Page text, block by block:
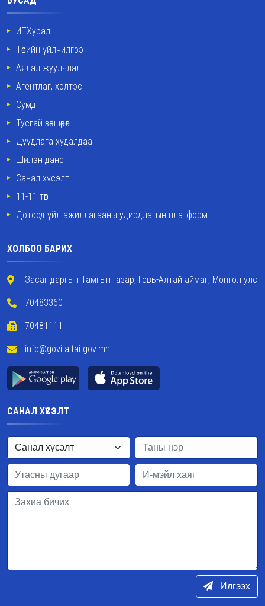
ИТХурал
Төрийн үйлчилгээ
Аялал жуулчлал
Агентлаг, хэлтэс
Сумд
Тусгай зөвшөөрөл
Дуудлага худалдаа
Шилэн данс
Санал хүсэлт
11-11 төв
Дотоод үйл ажиллагааны удирдлагын платформ
ХОЛБОО БАРИХ
Засаг даргын Тамгын Газар, Говь-Алтай аймаг, Монгол улс
70483360
70481111
info@govi-altai.gov.mn
САНАЛ ХҮСЭЛТ
Илгээх